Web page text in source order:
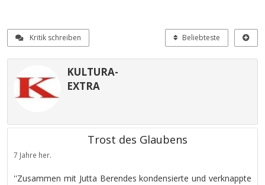
Kritik schreiben Beliebteste
KULTURA-
EXTRA
Trost des Glaubens
7 Jahre her.
''Zusammen mit Jutta Berendes kondensierte und verknappte